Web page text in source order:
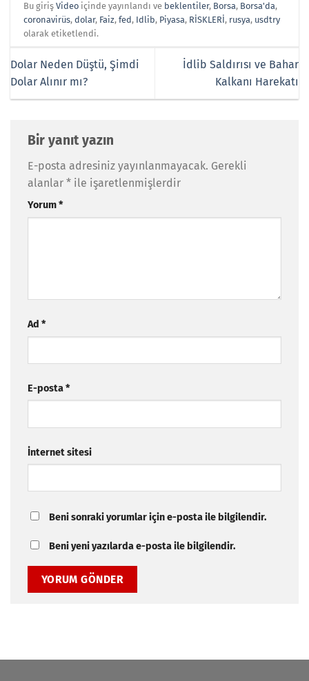
Bu girişVideo içinde yayınlandı ve beklentiler, Borsa, Borsa'da,
coronavirüs,dolar, Faiz,fed, Idlib, Piyasa, RİSKLERİ, rusya, usdtry
olarak etiketlendi.
Dolar Neden Düştü, Şimdi
Dolar Alınır mı?
İdlib Saldırısı ve Bahar
Kalkanı Harekatı
Bir yanıt yazın
E-posta adresiniz yayınlanmayacak. Gerekli
alanlar * ile işaretlenmişlerdir
Yorum*
Ad *
E-posta*
İnternet sitesi
Beni sonraki yorumlar için e-posta ile bilgilendir.
Beni yeni yazılarda e-posta ile bilgilendir.